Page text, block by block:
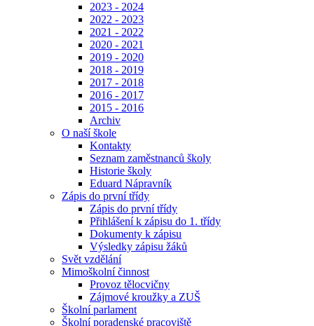
2023 - 2024
2022 - 2023
2021 - 2022
2020 - 2021
2019 - 2020
2018 - 2019
2017 - 2018
2016 - 2017
2015 - 2016
Archiv
O naší škole
Kontakty
Seznam zaměstnanců školy
Historie školy
Eduard Nápravník
Zápis do první třídy
Zápis do první třídy
Přihlášení k zápisu do 1. třídy
Dokumenty k zápisu
Výsledky zápisu žáků
Svět vzdělání
Mimoškolní činnost
Provoz tělocvičny
Zájmové kroužky a ZUŠ
Školní parlament
Školní poradenské pracoviště